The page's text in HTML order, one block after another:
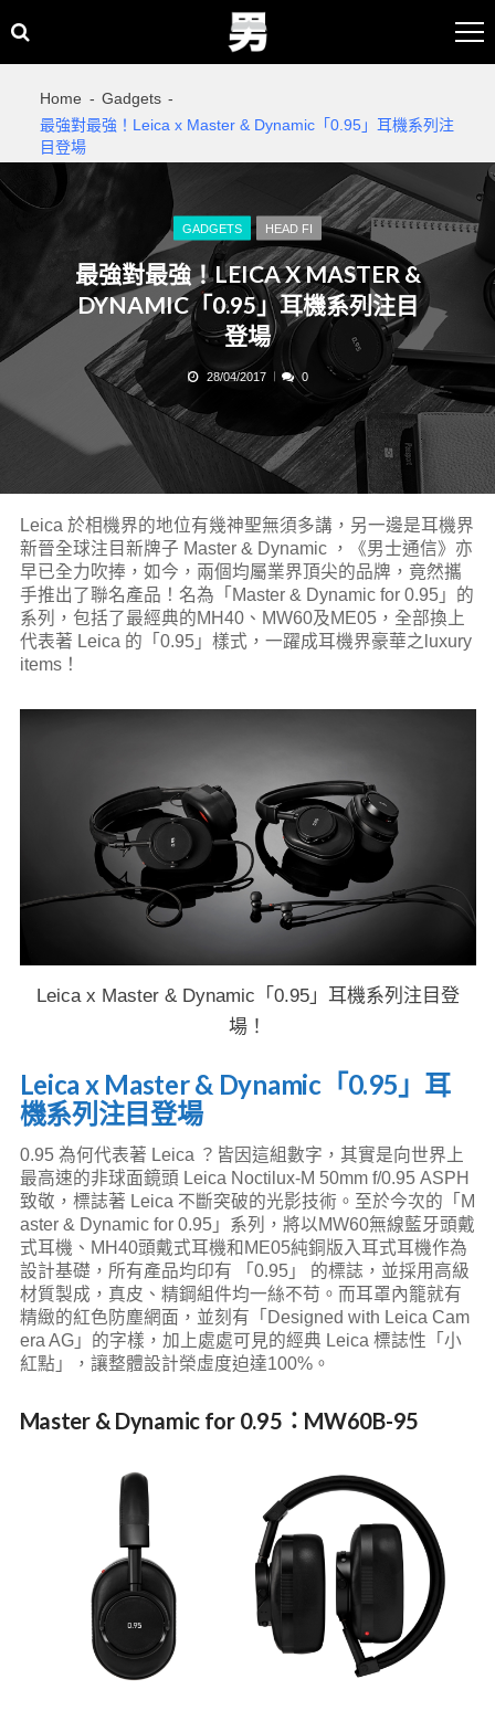
to
to
Home
Gadgets
最強對最強！Leica x Master & Dynamic「0.95」耳機系列注
目登場
GADGETS HEAD FI
最強對最強！LEICA X MASTER &
DYNAMIC「0.95」耳機系列注目
登場
28/04/2017 0
Leica 於相機界的地位有幾神聖無須多講，另一邊是耳機界
新晉全球注目新牌子 Master & Dynamic ，《男士通信》亦
早已全力吹捧，如今，兩個均屬業界頂尖的品牌，竟然攜
手推出了聯名產品！名為「Master & Dynamic for 0.95」的
系列，包括了最經典的MH40、MW60及ME05，全部換上
代表著 Leica 的「0.95」樣式，一躍成耳機界豪華之luxury
items！
Leica x Master & Dynamic「0.95」耳機系列注目登
場！
Leica x Master & Dynamic「0.95」耳
機系列注目登場
0.95 為何代表著 Leica ？皆因這組數字，其實是向世界上
最高速的非球面鏡頭 Leica Noctilux-M 50mm f/0.95 ASPH
致敬，標誌著 Leica 不斷突破的光影技術。至於今次的「M
aster & Dynamic for 0.95」系列，將以MW60無線藍牙頭戴
式耳機、MH40頭戴式耳機和ME05純銅版入耳式耳機作為
設計基礎，所有產品均印有 「0.95」 的標誌，並採用高級
材質製成，真皮、精鋼組件均一絲不苟。而耳罩內籠就有
精緻的紅色防塵網面，並刻有「Designed with Leica Cam
era AG」的字樣，加上處處可見的經典 Leica 標誌性「小
紅點」， 讓整體設計榮虛度迫達100%。
Master & Dynamic for 0.95：MW60B-95